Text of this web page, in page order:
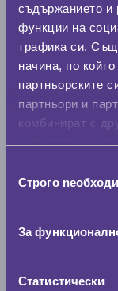
съдържанието и
функции на
трафика си.
начина, по
партньорските
партньори и
комбинират с
наСтрого
За
Статистически